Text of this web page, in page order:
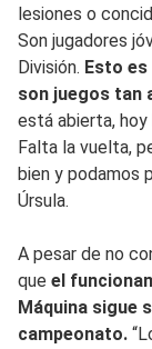
lesiones o
Son jugadores
División. Esto es
son juegos tan
está abierta, hoy
Falta la vuelta,
bien y podamos
Úrsula.
A pesar de no
que el
Máquina sigue
campeonato.